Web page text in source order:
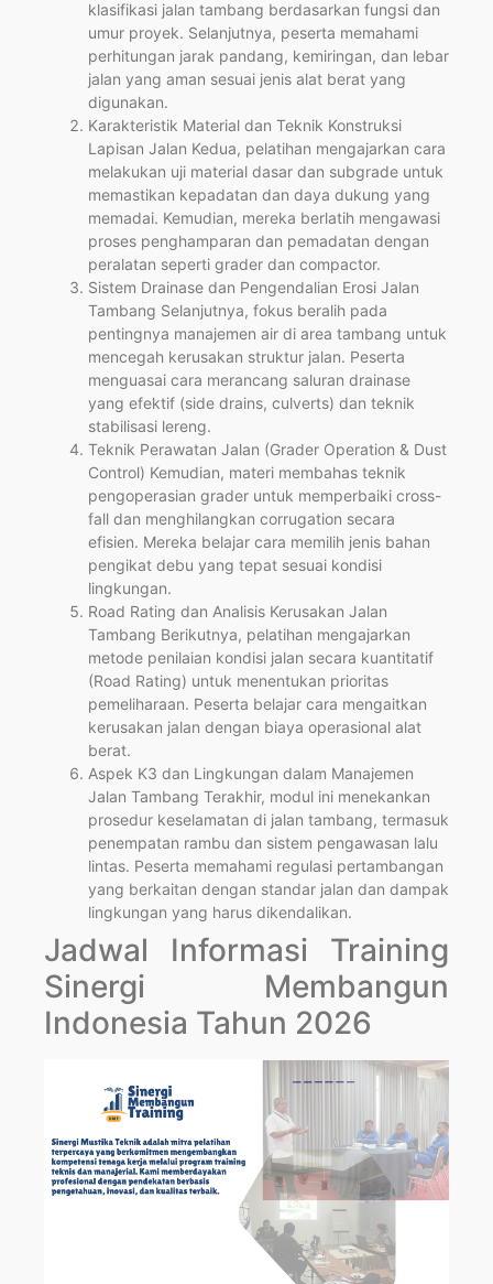
klasifikasi jalan tambang berdasarkan fungsi dan
umur proyek. Selanjutnya, peserta memahami
perhitungan jarak pandang, kemiringan, dan lebar
jalan yang aman sesuai jenis alat berat yang
digunakan.
Karakteristik Material dan Teknik Konstruksi
Lapisan Jalan Kedua, pelatihan mengajarkan cara
melakukan uji material dasar dan subgrade untuk
memastikan kepadatan dan daya dukung yang
memadai. Kemudian, mereka berlatih mengawasi
proses penghamparan dan pemadatan dengan
peralatan seperti grader dan compactor.
Sistem Drainase dan Pengendalian Erosi Jalan
Tambang Selanjutnya, fokus beralih pada
pentingnya manajemen air di area tambang untuk
mencegah kerusakan struktur jalan. Peserta
menguasai cara merancang saluran drainase
yang efektif (side drains, culverts) dan teknik
stabilisasi lereng.
Teknik Perawatan Jalan (Grader Operation & Dust
Control) Kemudian, materi membahas teknik
pengoperasian grader untuk memperbaiki cross-
fall dan menghilangkan corrugation secara
efisien. Mereka belajar cara memilih jenis bahan
pengikat debu yang tepat sesuai kondisi
lingkungan.
Road Rating dan Analisis Kerusakan Jalan
Tambang Berikutnya, pelatihan mengajarkan
metode penilaian kondisi jalan secara kuantitatif
(Road Rating) untuk menentukan prioritas
pemeliharaan. Peserta belajar cara mengaitkan
kerusakan jalan dengan biaya operasional alat
berat.
Aspek K3 dan Lingkungan dalam Manajemen
Jalan Tambang Terakhir, modul ini menekankan
prosedur keselamatan di jalan tambang, termasuk
penempatan rambu dan sistem pengawasan lalu
lintas. Peserta memahami regulasi pertambangan
yang berkaitan dengan standar jalan dan dampak
lingkungan yang harus dikendalikan.
Jadwal Informasi Training
Sinergi Membangun
Indonesia Tahun 2026